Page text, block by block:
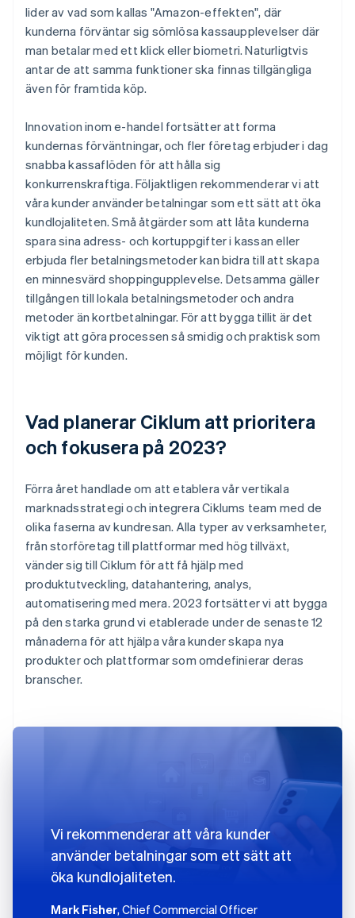
lider av vad som kallas "Amazon-effekten", där
kunderna förväntar sig sömlösa kassaupplevelser där
man betalar med ett klick eller biometri. Naturligtvis
antar de att samma funktioner ska finnas tillgängliga
även för framtida köp.
Innovation inom e-handel fortsätter att forma
kundernas förväntningar, och fler företag erbjuder i dag
snabba kassaflöden för att hålla sig
konkurrenskraftiga. Följaktligen rekommenderar vi att
våra kunder använder betalningar som ett sätt att öka
kundlojaliteten. Små åtgärder som att låta kunderna
spara sina adress- och kortuppgifter i kassan eller
erbjuda fler betalningsmetoder kan bidra till att skapa
en minnesvärd shoppingupplevelse. Detsamma gäller
tillgången till lokala betalningsmetoder och andra
metoder än kortbetalningar. För att bygga tillit är det
viktigt att göra processen så smidig och praktisk som
möjligt för kunden.
Vad planerar Ciklum att prioritera
och fokusera på 2023?
Förra året handlade om att etablera vår vertikala
marknadsstrategi och integrera Ciklums team med de
olika faserna av kundresan. Alla typer av verksamheter,
från storföretag till plattformar med hög tillväxt,
vänder sig till Ciklum för att få hjälp med
produktutveckling, datahantering, analys,
automatisering med mera. 2023 fortsätter vi att bygga
på den starka grund vi etablerade under de senaste 12
månaderna för att hjälpa våra kunder skapa nya
produkter och plattformar som omdefinierar deras
branscher.
Vi rekommenderar att våra kunder
använder betalningar som ett sätt att
öka kundlojaliteten.
Mark Fisher, Chief Commercial Officer